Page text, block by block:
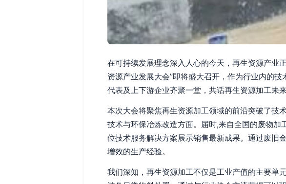
在可持续发展理念深入人心的今天，再生资源产业
资源产业发展大会”即将盛大召开，作为行业内的
代表及上下游企业齐聚一堂，共话再生资源加工未来
本次大会将聚焦再生资源加工领域的前沿突破了技
技术与环保冶炼改造方面。届时,来自全国的废物
位技术服务解决方案展示销售最新成果。通过废旧
增效的生产经验。
我们深知，再生资源加工不仅是工业产值的主要单